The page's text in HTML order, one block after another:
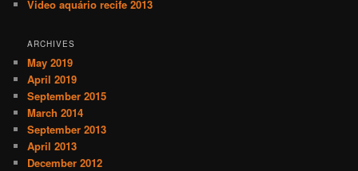
Video aquário recife 2013
ARCHIVES
May 2019
April 2019
September 2015
March 2014
September 2013
April 2013
December 2012